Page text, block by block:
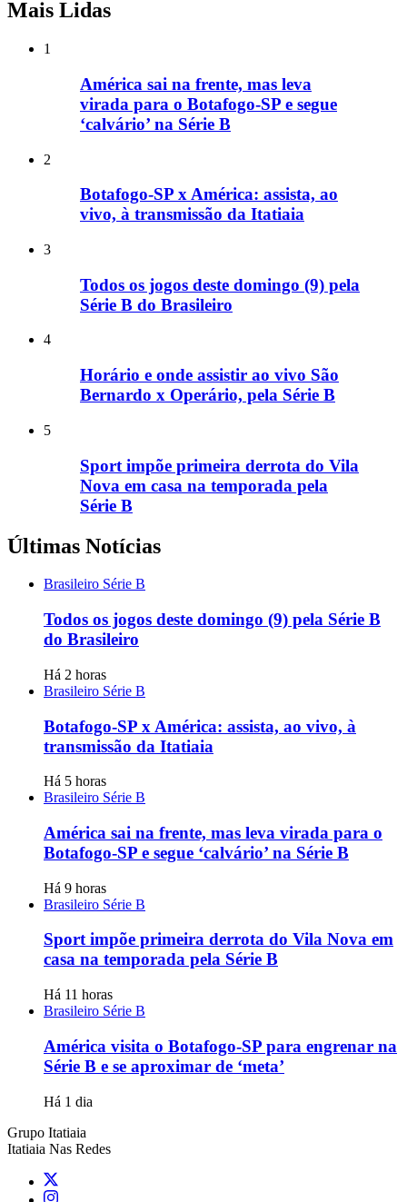
Mais Lidas
1
América sai na frente, mas leva
virada para o Botafogo-SP e segue
‘calvário’ na Série B
2
Botafogo-SP x América: assista, ao
vivo, à transmissão da Itatiaia
3
Todos os jogos deste domingo (9) pela
Série B do Brasileiro
4
Horário e onde assistir ao vivo São
Bernardo x Operário, pela Série B
5
Sport impõe primeira derrota do Vila
Nova em casa na temporada pela
Série B
Últimas Notícias
Brasileiro Série B
Todos os jogos deste domingo (9) pela Série B
do Brasileiro
Há 2 horas
Brasileiro Série B
Botafogo-SP x América: assista, ao vivo, à
transmissão da Itatiaia
Há 5 horas
Brasileiro Série B
América sai na frente, mas leva virada para o
Botafogo-SP e segue ‘calvário’ na Série B
Há 9 horas
Brasileiro Série B
Sport impõe primeira derrota do Vila Nova em
casa na temporada pela Série B
Há 11 horas
Brasileiro Série B
América visita o Botafogo-SP para engrenar na
Série B e se aproximar de ‘meta’
Há 1 dia
Grupo Itatiaia
Itatiaia Nas Redes